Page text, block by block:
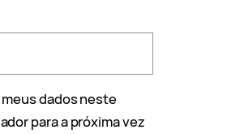
meus dados neste
para a próxima vez